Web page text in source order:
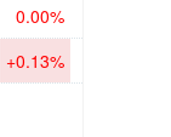
0.00%
+0.13%